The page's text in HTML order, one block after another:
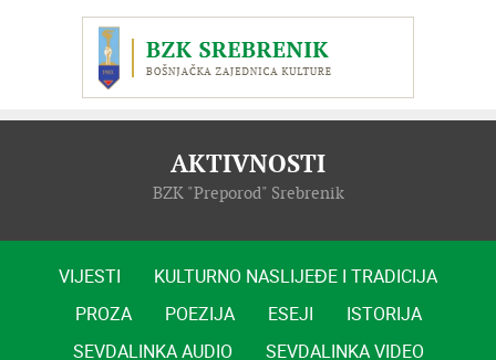
AKTIVNOSTI
BZK "Preporod" Srebrenik
VIJESTI
KULTURNO NASLIJEĐE I TRADICIJA
PROZA
POEZIJA ESEJI
ISTORIJA
SEVDALINKA AUDIO
SEVDALINKA VIDEO